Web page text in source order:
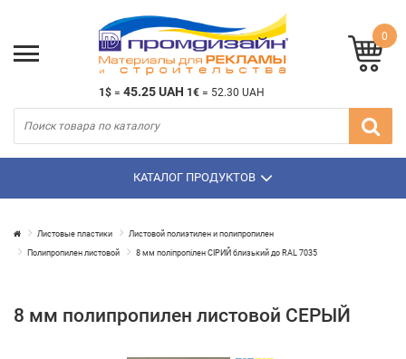
1$ = 45.25 UAH 1€ = 52.30 UAH
0
КАТАЛОГ ПРОДУКТОВ
Листовые пластики Листовой полиэтилен и полипропилен
Полипропилен листовой 8 мм поліпропілен СІРИЙ близький до RAL 7035
8 мм полипропилен листовой СЕРЫЙ